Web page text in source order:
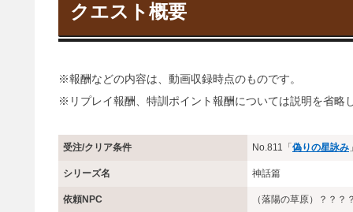
クエスト概要
※報酬などの内容は、動画収録時点のものです。
※リプレイ報酬、特訓ポイント報酬については説明を省略
受注/クリア条件 No.811「偽りの星詠み
シリーズ名 神話篇
依頼NPC （落陽の草原）？？？